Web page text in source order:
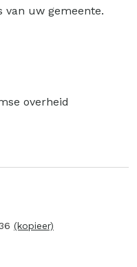
van uw gemeente.
overheid
(kopieer)